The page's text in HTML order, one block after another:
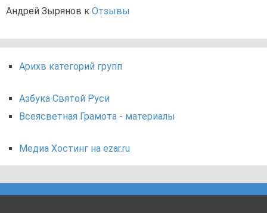
Андрей Зырянов к Отзывы
Арихв категорий групп
Азбука Святой Руси
Всеясветная Грамота - материалы
Медиа Хостинг на ezar.ru